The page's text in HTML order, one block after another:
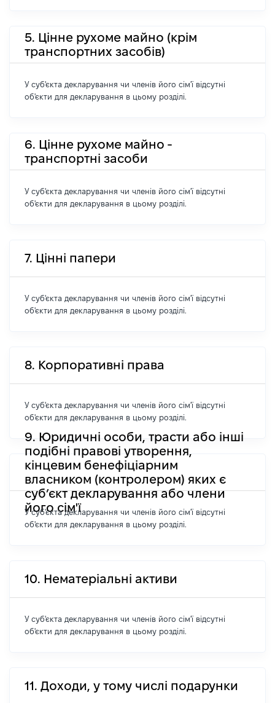
5. Цінне рухоме майно (крім
транспортних засобів)
У суб'єкта декларування чи членів його сім'ї відсутні
об'єкти для декларування в цьому розділі.
6. Цінне рухоме майно -
транспортні засоби
У суб'єкта декларування чи членів його сім'ї відсутні
об'єкти для декларування в цьому розділі.
7. Цінні папери
У суб'єкта декларування чи членів його сім'ї відсутні
об'єкти для декларування в цьому розділі.
8. Корпоративні права
У суб'єкта декларування чи членів його сім'ї відсутні
об'єкти для декларування в цьому розділі.
9. Юридичні особи, трасти або інші
подібні правові утворення,
кінцевим бенефіціарним
власником (контролером) яких є
суб’єкт декларування або члени
його сім'ї
У суб'єкта декларування чи членів його сім'ї відсутні
об'єкти для декларування в цьому розділі.
10. Нематеріальні активи
У суб'єкта декларування чи членів його сім'ї відсутні
об'єкти для декларування в цьому розділі.
11. Доходи, у тому числі подарунки